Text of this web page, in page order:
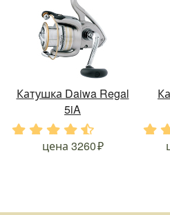
Катушка Daiwa Regal
5iA
. . .
цена 3260 .